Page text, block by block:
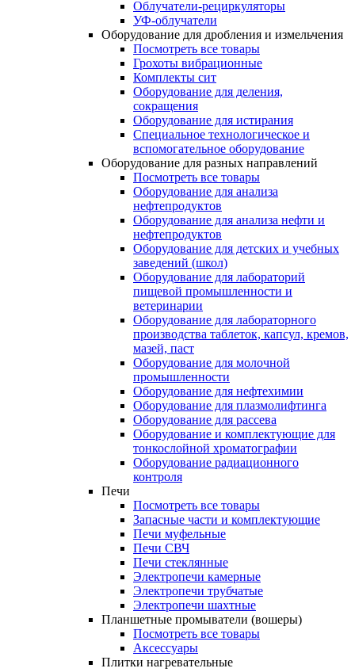
Облучатели-рециркуляторы
УФ-облучатели
Оборудование для дробления и измельчения
Посмотреть все товары
Грохоты вибрационные
Комплекты сит
Оборудование для деления,
сокращения
Оборудование для истирания
Специальное технологическое и
вспомогательное оборудование
Оборудование для разных направлений
Посмотреть все товары
Оборудование для анализа
нефтепродуктов
Оборудование для анализа нефти и
нефтепродуктов
Оборудование для детских и учебных
заведений (школ)
Оборудование для лабораторий
пищевой промышленности и
ветеринарии
Оборудование для лабораторного
производства таблеток, капсул, кремов,
мазей, паст
Оборудование для молочной
промышленности
Оборудование для нефтехимии
Оборудование для плазмолифтинга
Оборудование для рассева
Оборудование и комплектующие для
тонкослойной хроматографии
Оборудование радиационного
контроля
Печи
Посмотреть все товары
Запасные части и комплектующие
Печи муфельные
Печи СВЧ
Печи стеклянные
Электропечи камерные
Электропечи трубчатые
Электропечи шахтные
Планшетные промыватели (вошеры)
Посмотреть все товары
Аксессуары
Плитки нагревательные